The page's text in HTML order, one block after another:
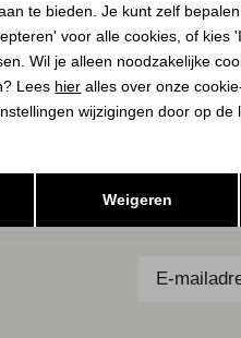
te bieden. Je kunt zelf
voor alle cookies, of kies
Wil je alleen noodzakelijke
Lees hier alles over onze
wijzigingen door op de
Weigeren